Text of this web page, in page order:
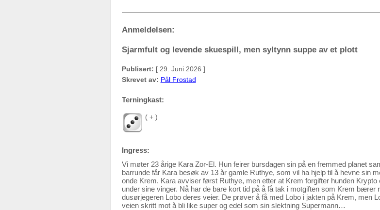
Anmeldelsen:
Sjarmfult og levende skuespill, men syltynn suppe av et plott
Publisert: [ 29. Juni 2026 ]
Skrevet av: Pål Frostad
Terningkast:
( + )
Ingress:
Vi møter 23 årige Kara Zor-El. Hun feirer bursdagen sin på en fremmed planet
barrunde får Kara besøk av 13 år gamle Ruthye, som vil ha hjelp til å hevne sin
onde Krem. Kara avviser først Ruthye, men etter at Krem forgifter hunden
under sine vinger. Nå har de bare kort tid på å få tak i motgiften som Krem
dusørjegeren Lobo deres veier. De prøver å få med Lobo i jakten på Krem, men
veien skritt mot å bli like super og edel som sin slektning Supermann…